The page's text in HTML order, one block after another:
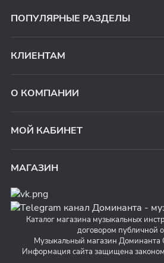
ПОПУЛЯРНЫЕ РАЗДЕЛЫ
КЛИЕНТАМ
О КОМПАНИИ
МОЙ КАБИНЕТ
МАГАЗИН
Каталог магазина музыкальных
договором публичной
Музыкальный магазин
Информация сайта защищена